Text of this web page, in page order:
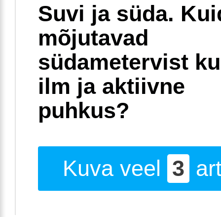
Suvi ja süda.
mõjutavad
südametervist
ilm ja aktiivne
puhkus?
Kuva veel 3